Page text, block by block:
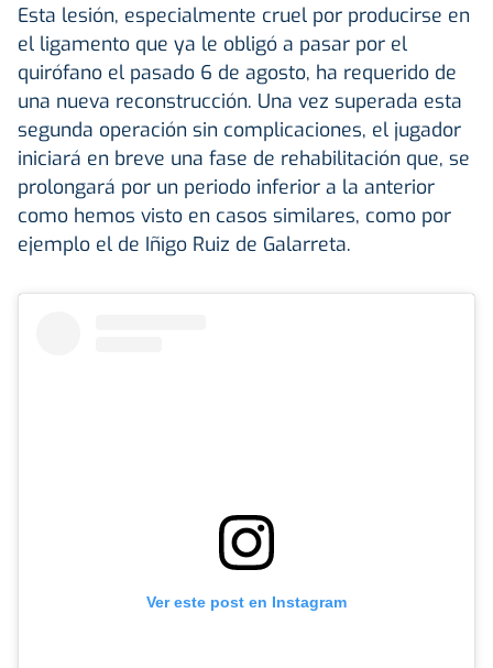
Esta lesión, especialmente cruel por producirse en
el ligamento que ya le obligó a pasar por el
quirófano el pasado 6 de agosto, ha requerido de
una nueva reconstrucción. Una vez superada esta
segunda operación sin complicaciones, el jugador
iniciará en breve una fase de rehabilitación que, se
prolongará por un periodo inferior a la anterior
como hemos visto en casos similares, como por
ejemplo el de Iñigo Ruiz de Galarreta.
Ver este post en Instagram